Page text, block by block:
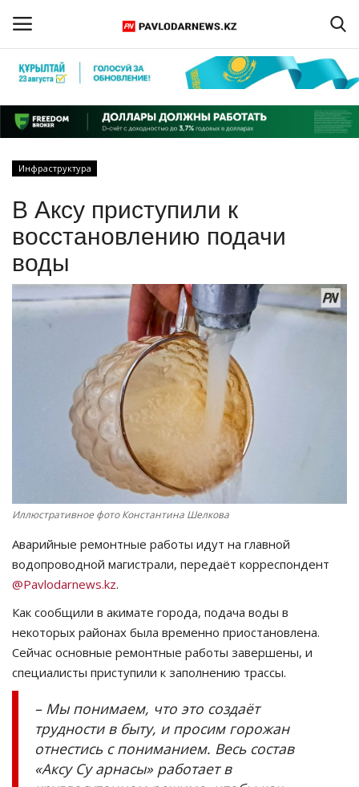
Регистрация
Главная
ПАВЛОДАРСКАЯ ОБЛАСТЬ
КАЗАХСТАН
МИР
РАЗВЛЕЧЕНИЯ
OFFICIAL
Курултай
Язык
Инфраструктура
В Аксу приступили к
восстановлению подачи
воды
Иллюстративное фото Константина Шелкова
Аварийные ремонтные работы идут на главной
водопроводной магистрали, передаёт корреспондент
@Pavlodarnews.kz.
Как сообщили в акимате города, подача воды в
некоторых районах была временно приостановлена.
Сейчас основные ремонтные работы завершены, и
специалисты приступили к заполнению трассы.
– Мы понимаем, что это создаёт
трудности в быту, и просим горожан
отнестись с пониманием. Весь состав
«Аксу Су арнасы» работает в